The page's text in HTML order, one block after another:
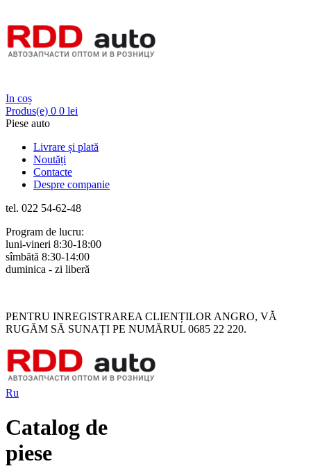
In coș
Produs(e) 0 0 lei
Piese auto
Livrare și plată
Noutăți
Contacte
Despre companie
tel. 022 54-62-48
Program de lucru:
luni-vineri 8:30-18:00
sîmbătă 8:30-14:00
duminica - zi liberă
PENTRU INREGISTRAREA CLIENȚILOR ANGRO, VĂ
RUGĂM SĂ SUNAȚI PE NUMĂRUL 0685 22 220.
Ru
Catalog de
piese